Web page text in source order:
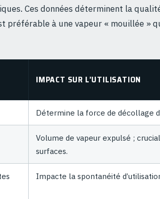
Ces données déterminent la
préférable à une vapeur « mouillée »
IMPACT SUR L’UTILISATION
Détermine la force de décollage
Volume de vapeur expulsé ;
surfaces.
Impacte la spontanéité